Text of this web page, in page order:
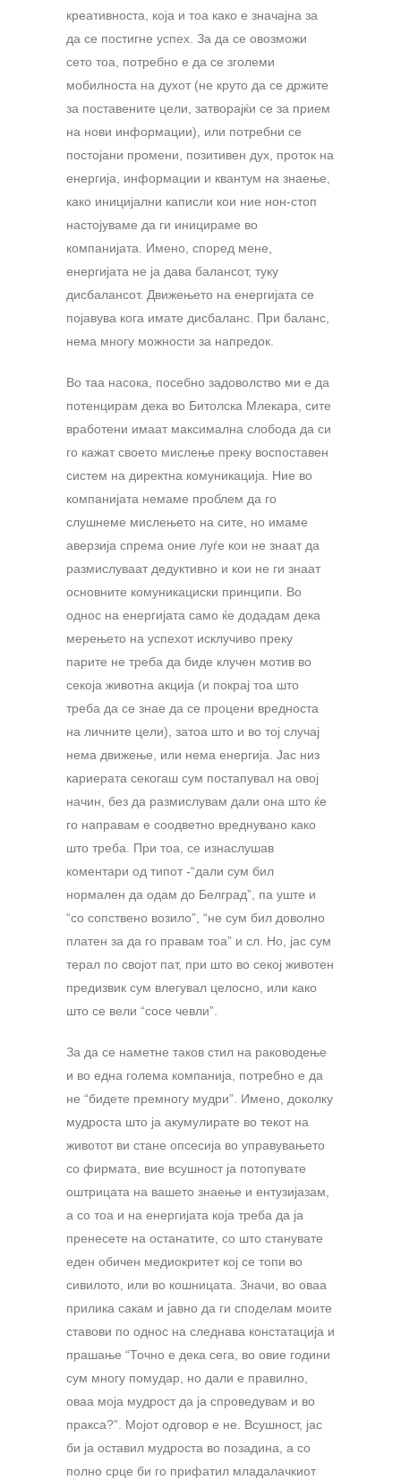
креативноста, која и тоа како е значајна за
да се постигне успех. За да се овозможи
сето тоа, потребно е да се зголеми
мобилноста на духот (не круто да се држите
за поставените цели, затворајќи се за прием
на нови информации), или потребни се
постојани промени, позитивен дух, проток на
енергија, информации и квантум на знаење,
како иницијални каписли кои ние нон-стоп
настојуваме да ги иницираме во
компанијата. Имено, според мене,
енергијата не ја дава балансот, туку
дисбалансот. Движењето на енергијата се
појавува кога имате дисбаланс. При баланс,
нема многу можности за напредок.
Во таа насока, посебно задоволство ми е да
потенцирам дека во Битолска Млекара, сите
вработени имаат максимална слобода да си
го кажат своето мислење преку воспоставен
систем на директна комуникација. Ние во
компанијата немаме проблем да го
слушнеме мислењето на сите, но имаме
аверзија спрема оние луѓе кои не знаат да
размислуваат дедуктивно и кои не ги знаат
основните комуникациски принципи. Во
однос на енергијата само ќе додадам дека
мерењето на успехот исклучиво преку
парите не треба да биде клучен мотив во
секоја животна акција (и покрај тоа што
треба да се знае да се процени вредноста
на личните цели), затоа што и во тој случај
нема движење, или нема енергија. Јас низ
кариерата секогаш сум постапувал на овој
начин, без да размислувам дали она што ќе
го направам е соодветно вреднувано како
што треба. При тоа, се изнаслушав
коментари од типот -“дали сум бил
нормален да одам до Белград”, па уште и
“со сопствено возило”, “не сум бил доволно
платен за да го правам тоа” и сл. Но, јас сум
терал по својот пат, при што во секој животен
предизвик сум влегувал целосно, или како
што се вели “сосе чевли”.
За да се наметне таков стил на раководење
и во една голема компанија, потребно е да
не “бидете премногу мудри”. Имено, доколку
мудроста што ја акумулирате во текот на
животот ви стане опсесија во управувањето
со фирмата, вие всушност ја потопувате
оштрицата на вашето знаење и ентузијазам,
а со тоа и на енергијата која треба да ја
пренесете на останатите, со што станувате
еден обичен медиокритет кој се топи во
сивилото, или во кошницата. Значи, во оваа
прилика сакам и јавно да ги споделам моите
ставови по однос на следнава констатација и
прашање “Точно е дека сега, во овие години
сум многу помудар, но дали е правилно,
оваа моја мудрост да ја спроведувам и во
пракса?”. Мојот одговор е не. Всушност, јас
би ја оставил мудроста во позадина, а со
полно срце би го прифатил младалачкиот